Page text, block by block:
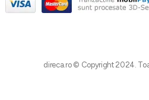
direca.ro © Copyright 2024.